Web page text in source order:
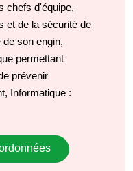
chefs d'équipe,
et de la sécurité de
son engin,
permettant
prévenir
Informatique :